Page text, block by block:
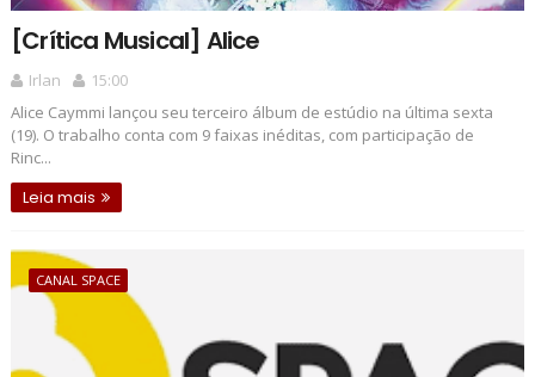
[Crítica Musical] Alice
Irlan
15:00
Alice Caymmi lançou seu terceiro álbum de estúdio na última sexta
(19). O trabalho conta com 9 faixas inéditas, com participação de
Rinc...
Leia mais
CANAL SPACE